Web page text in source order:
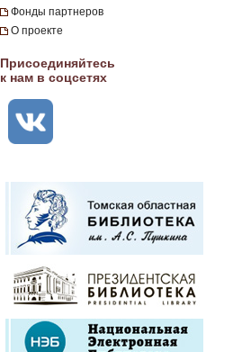
Фонды партнеров
О проекте
Присоединяйтесь
к нам в соцсетях